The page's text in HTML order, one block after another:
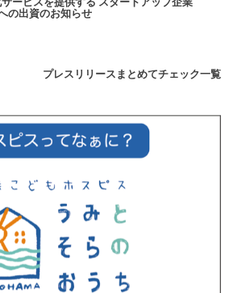
の出資のお知らせ
プレスリリースまとめてチェック一覧